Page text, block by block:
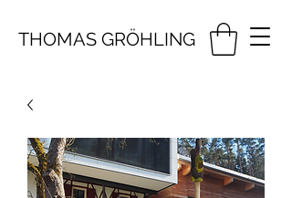
THOMAS GRÖHLING